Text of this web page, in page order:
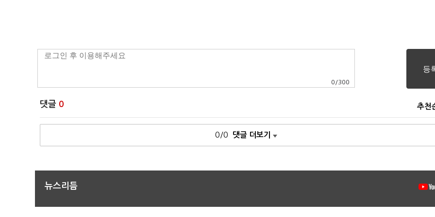
0 /300
댓글 0 추천
0/0 댓글 더보기
뉴스리듬